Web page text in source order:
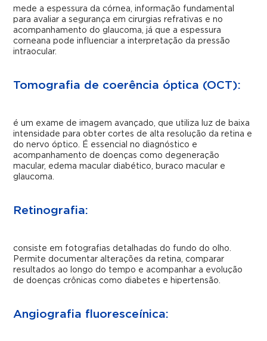
mede a espessura da córnea, informação fundamental
para avaliar a segurança em cirurgias refrativas e no
acompanhamento do glaucoma, já que a espessura
corneana pode influenciar a interpretação da pressão
intraocular.
Tomografia de coerência óptica (OCT):
é um exame de imagem avançado, que utiliza luz de baixa
intensidade para obter cortes de alta resolução da retina e
do nervo óptico. É essencial no diagnóstico e
acompanhamento de doenças como degeneração
macular, edema macular diabético, buraco macular e
glaucoma.
Retinografia:
consiste em fotografias detalhadas do fundo do olho.
Permite documentar alterações da retina, comparar
resultados ao longo do tempo e acompanhar a evolução
de doenças crônicas como diabetes e hipertensão.
Angiografia fluoresceínica: